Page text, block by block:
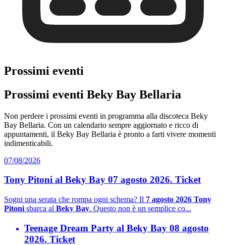
Prossimi eventi
Prossimi eventi Beky Bay Bellaria
Non perdere i prossimi eventi in programma alla discoteca Beky
Bay Bellaria. Con un calendario sempre aggiornato e ricco di
appuntamenti, il Beky Bay Bellaria è pronto a farti vivere momenti
indimenticabili.
07/08/2026
Tony Pitoni al Beky Bay 07 agosto 2026. Ticket
Sogni una serata che rompa ogni schema? Il 7 agosto 2026 Tony
Pitoni sbarca al Beky Bay. Questo non è un semplice co...
Teenage Dream Party al Beky Bay 08 agosto
2026. Ticket